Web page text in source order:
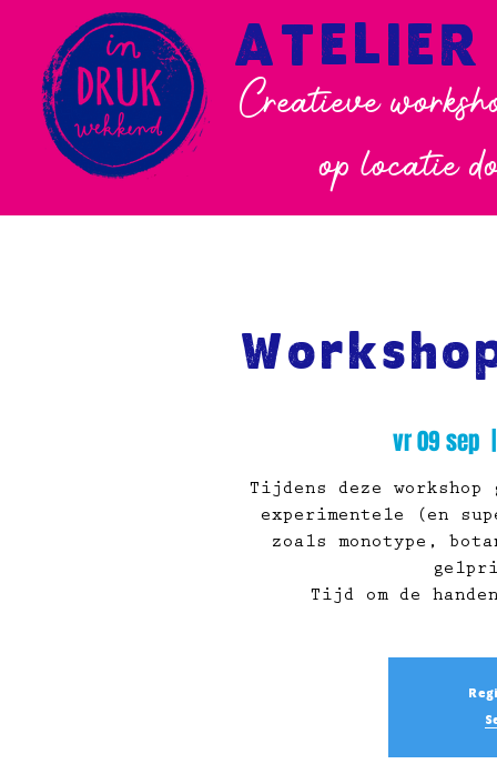
Creatieve
op locatie
vr 09 sep
Tijdens deze workshop
experimentele (en
zoals monotype,
Tijd om de